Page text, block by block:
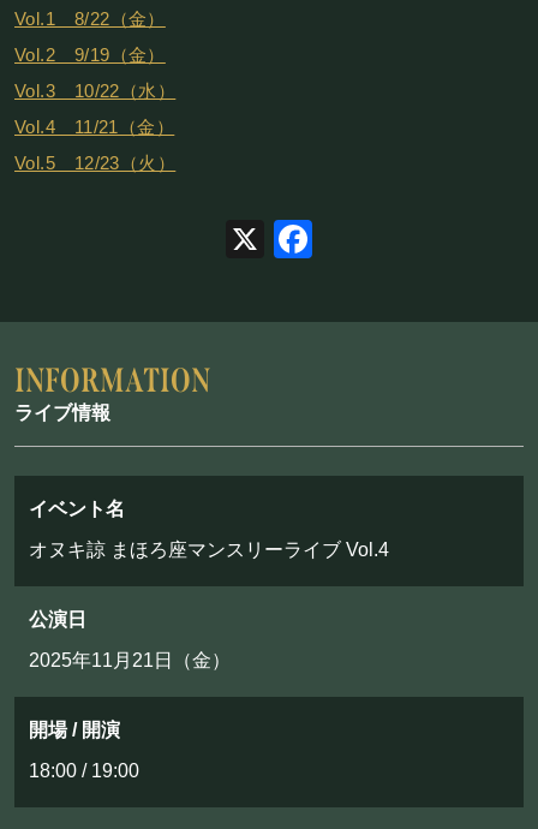
予約・当日の流れ
FOOD&DRINK
フード&ドリンク
BOOKING
ライブ出演について
キャンセルポリシー
お問い合わせ
Vol.1 8/22（金）
Vol.2 9/19（金）
Vol.3 10/22（水）
Vol.4 11/21（金）
Vol.5 12/23（火）
X
ライブ情報
イベント名
オヌキ諒 まほろ座マンスリーライブ Vol.4
公演日
2025年11月21日（金）
開場 / 開演
18:00 / 19:00